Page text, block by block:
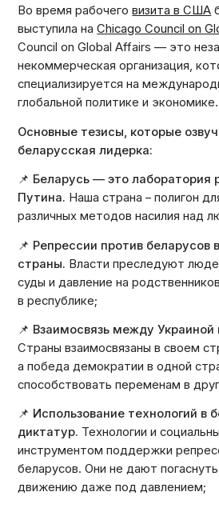
Во время рабочеговизита в США
выступила наChicago Council on
Council on Global Affairs — это
некоммерческая организация,
специализируется на
глобальной политике и экономике.
Основные тезисы, которые
беларусская лидерка:
📌 Беларусь — это лаборатория
Путина. Наша страна – полигон
различных методов насилия над
📌 Репрессии против беларусов
страны. Власти преследуют
суды и давление на
в республике;
📌 Взаимосвязь между Украиной
Страны взаимосвязаны в своем
а победа демократии в одной
способствовать переменам в
📌 Использование технологий в
диктатур. Технологии и
инструментом поддержки
беларусов. Они не дают
движению даже под давлением;